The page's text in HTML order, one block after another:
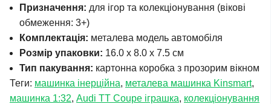
Призначення: для ігор та колекціонування (вікові
обмеження: 3+)
Комплектація: металева модель автомобіля
Розмір упаковки: 16.0 x 8.0 x 7.5 см
Тип пакування: картонна коробка з прозорим вікном
Теги: машинка інерційна, металева машинка Kinsmart,
машинка 1:32, Audi TT Coupe іграшка, колекціонування